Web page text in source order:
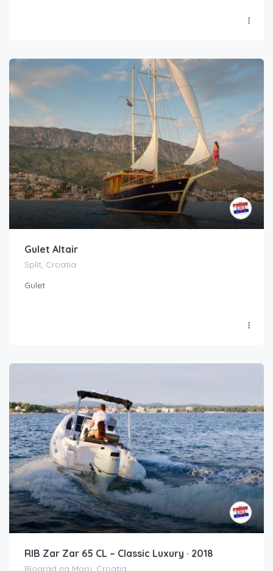
Gulet Altair
Split, Croatia
Gulet
RIB Zar Zar 65 CL – Classic Luxury · 2018
Biograd na Moru, Croatia